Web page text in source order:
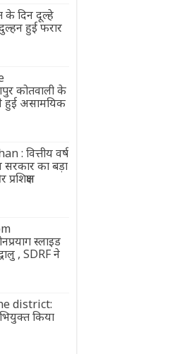
के दिन दूल्हे
हुई फरार
कोतवाली के
हुई असामयिक
: वित्तीय वर्ष
का बड़ा
स्लाइड
, SDRF ने
district:
किया